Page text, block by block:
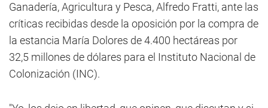
Ganadería, Agricultura y Pesca, Alfredo Fratti, ante las
críticas recibidas desde la oposición por la compra de
la estancia María Dolores de 4.400 hectáreas por
32,5 millones de dólares para el Instituto Nacional de
Colonización (INC).